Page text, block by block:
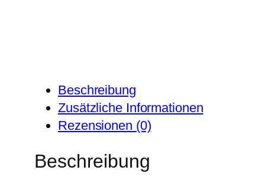
Beschreibung
Zusätzliche Informationen
Rezensionen (0)
Beschreibung